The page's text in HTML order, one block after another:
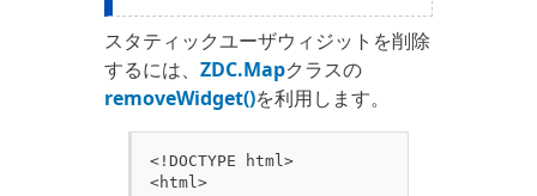
スタティックユーザウィジットを削除
するには、 ZDC.Mapクラスの
removeWidget()を利用します。
<!DOCTYPE html>
<html>